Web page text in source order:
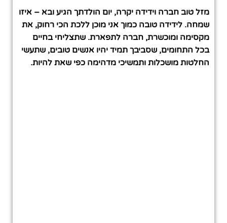
מזל טוב חברה וידידה יקרה, יום הולדתך הגיע ובא – איזו
שמחה. לידידה טובה כמוך אני מוכן ללכת הכי רחוק, את
מקסימה ומוכשרת, חברה לתפארת. שתצליחי בחיים
בכל התחומים, שסביבך תמיד יהיו אנשים טובים, שתעשי
החלטות מושכלות ותמשיכי מדהימה כפי שאת להיות.